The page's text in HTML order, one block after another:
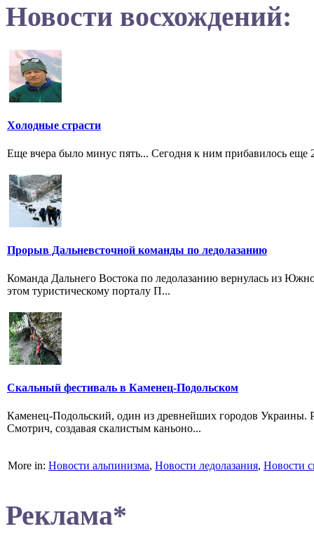
Новости восхождений:
Холодные страсти
Еще вчера было минус пять... Сегодня к ним прибавилось еще
Прорыв Дальневсточной команды по ледолазанию
Команда Дальнего Востока по ледолазанию вернулась из
этом туристическому порталу П...
Скальный фестиваль в Каменец-Подольском
Каменец-Подольский, один из древнейших городов Украины.
Смотрич, создавая скалистым каньоно...
More in: Новости альпинизма, Новости ледолазания, Новости
Реклама*